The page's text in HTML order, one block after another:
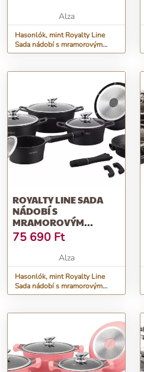
BLUE, MODRÁ
Alza
Hasonlók, mint Royalty Line
Sada nádobí s mramorovým
povrchem 14 ks CLICK SYSTÉM
ROYALTY LINE SADA
NÁDOBÍ S
MRAMOROVÝM
POVRCHEM 14 KS CLICK
SYSTÉM RL-ES1014M-
BLACKMAT, ČERNÁ
75 690 Ft
Alza
Hasonlók, mint Royalty Line
Sada nádobí s mramorovým
povrchem 14 ks CLICK SYSTÉM
černá matná